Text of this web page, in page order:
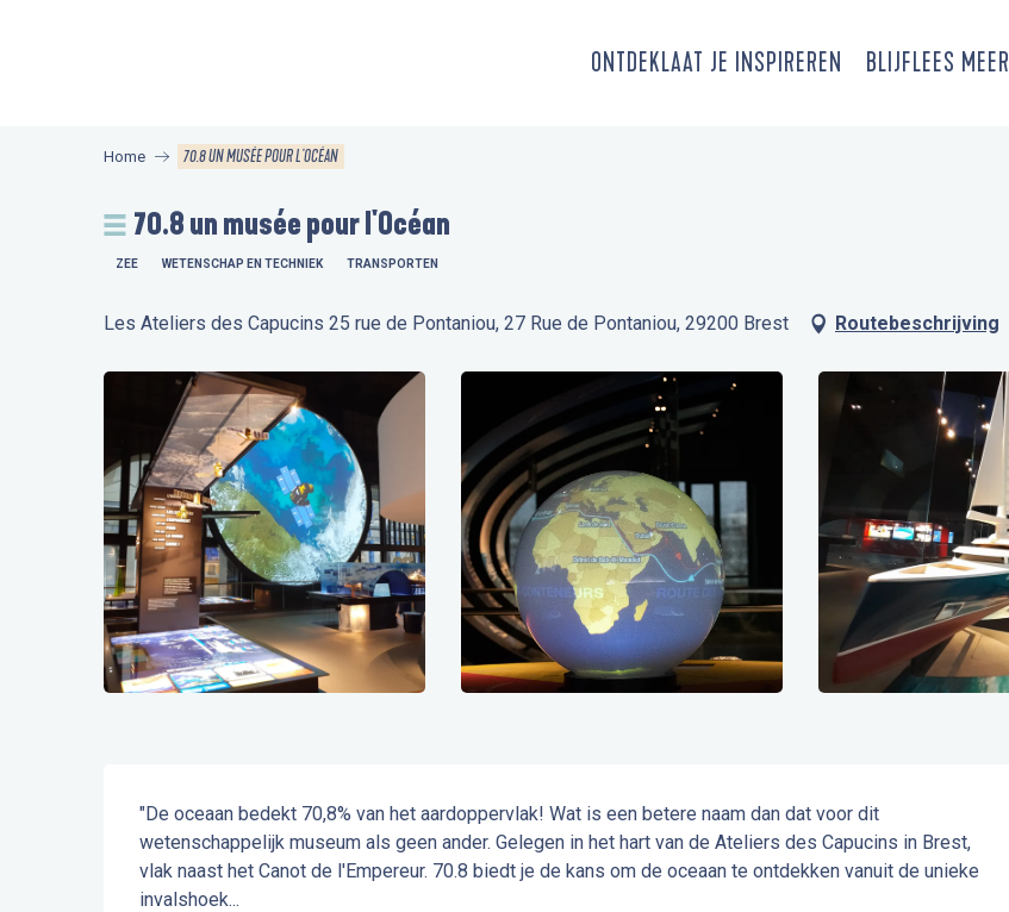
ONTDEKLAAT JE INSPIREREN BLIJFLEES MEER
Home 70.8 UN MUSÉE POUR L'OCÉAN
70.8 un musée pour l'Océan
ZEE WETENSCHAP EN TECHNIEK TRANSPORTEN
Les Ateliers des Capucins 25 rue de Pontaniou, 27 Rue de Pontaniou, 29200 Brest Routebeschrijving
Beschrijving
"De oceaan bedekt 70,8% van het aardoppervlak! Wat is een betere naam dan dat voor dit
wetenschappelijk museum als geen ander. Gelegen in het hart van de Ateliers des Capucins in Brest,
vlak naast het Canot de l'Empereur. 70.8 biedt je de kans om de oceaan te ontdekken vanuit de unieke
invalshoek...